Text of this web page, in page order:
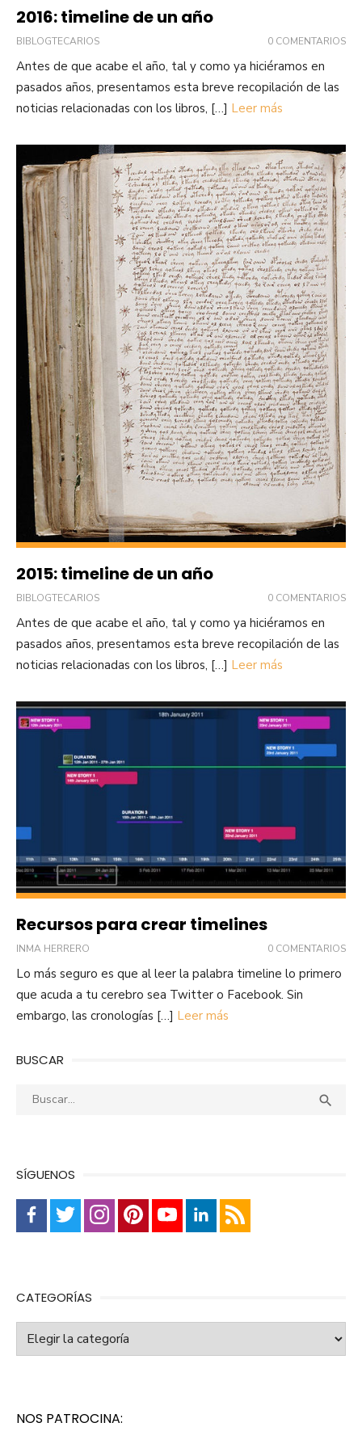
2016: timeline de un año
BIBLOGTECARIOS 0 COMENTARIOS
Antes de que acabe el año, tal y como ya hiciéramos en
pasados años, presentamos esta breve recopilación de las
noticias relacionadas con los libros, […] Leer más
2015: timeline de un año
BIBLOGTECARIOS 0 COMENTARIOS
Antes de que acabe el año, tal y como ya hiciéramos en
pasados años, presentamos esta breve recopilación de las
noticias relacionadas con los libros, […] Leer más
Recursos para crear timelines
INMA HERRERO 0 COMENTARIOS
Lo más seguro es que al leer la palabra timeline lo primero
que acuda a tu cerebro sea Twitter o Facebook. Sin
embargo, las cronologías […] Leer más
BUSCAR
Buscar: 
SÍGUENOS
CATEGORÍAS
Categorías
NOS PATROCINA: